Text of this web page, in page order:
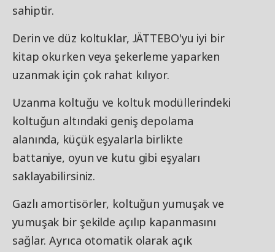
sahiptir.
Derin ve düz koltuklar, JÄTTEBO'yu iyi bir
kitap okurken veya şekerleme yaparken
uzanmak için çok rahat kılıyor.
Uzanma koltuğu ve koltuk modüllerindeki
koltuğun altındaki geniş depolama
alanında, küçük eşyalarla birlikte
battaniye, oyun ve kutu gibi eşyaları
saklayabilirsiniz.
Gazlı amortisörler, koltuğun yumuşak ve
yumuşak bir şekilde açılıp kapanmasını
sağlar. Ayrıca otomatik olarak açık